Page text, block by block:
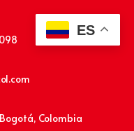
Colombia
ES